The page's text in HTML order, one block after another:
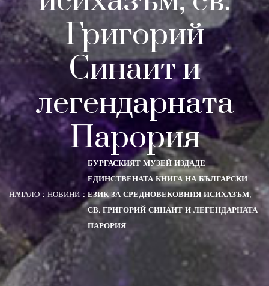
Григорий
Синаит и
легендарната
Парория
НАЧАЛО НОВИНИ
БУРГАСКИЯТ МУЗЕЙ ИЗДАДЕ
ЕДИНСТВЕНАТА КНИГА НА БЪЛГАРСКИ
ЕЗИК ЗА СРЕДНОВЕКОВНИЯ ИСИХАЗЪМ,
СВ. ГРИГОРИЙ СИНАИТ И ЛЕГЕНДАРНАТА
ПАРОРИЯ